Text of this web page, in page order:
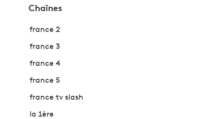
Chaînes
france 2
france 3
france 4
france 5
france tv slash
la 1ère